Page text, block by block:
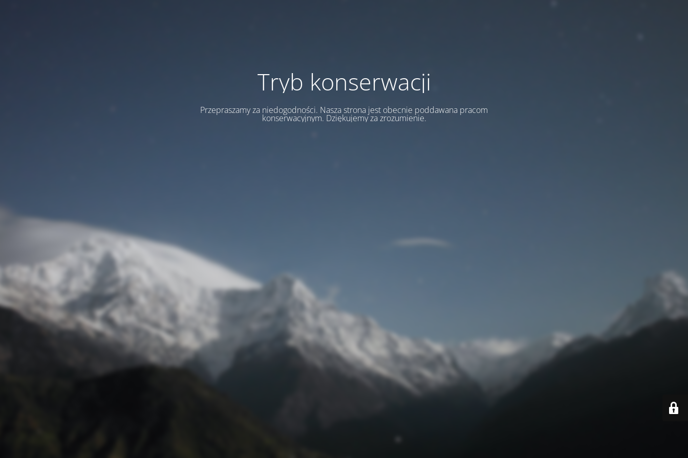
Tryb konserwacji
Przepraszamy za niedogodności. Nasza strona jest obecnie poddawana pracom
konserwacyjnym. Dziękujemy za zrozumienie.